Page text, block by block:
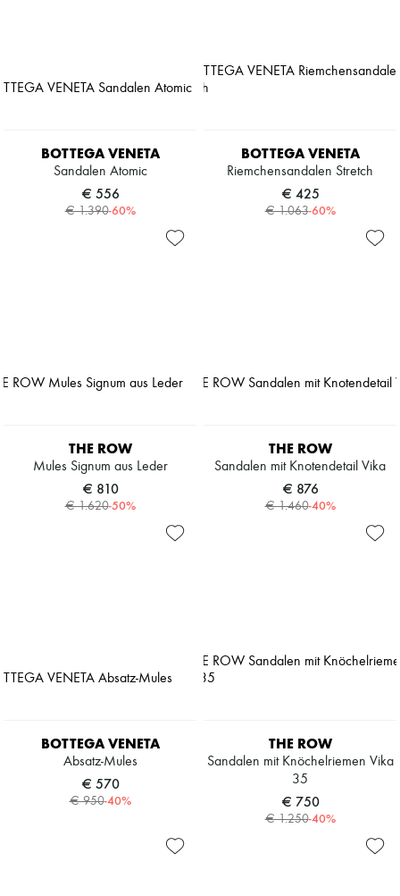
BOTTEGA VENETA
Sandalen Atomic
€ 556
€ 1.390-60%
BOTTEGA VENETA
Riemchensandalen Stretch
€ 425
€ 1.063-60%
THE ROW
Mules Signum aus Leder
€ 810
€ 1.620-50%
THE ROW
Sandalen mit Knotendetail Vika
€ 876
€ 1.460-40%
BOTTEGA VENETA
Absatz-Mules
€ 570
€ 950-40%
THE ROW
Sandalen mit Knöchelriemen Vika
35
€ 750
€ 1.250-40%